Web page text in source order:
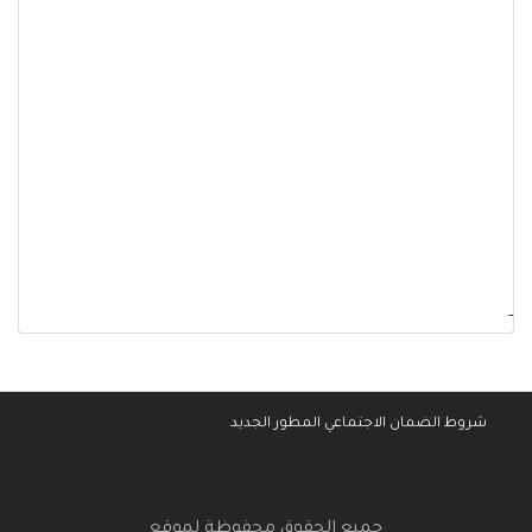
-
شروط الضمان الاجتماعي المطور الجديد